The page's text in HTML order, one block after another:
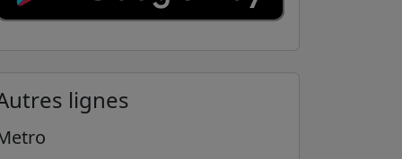
lignes